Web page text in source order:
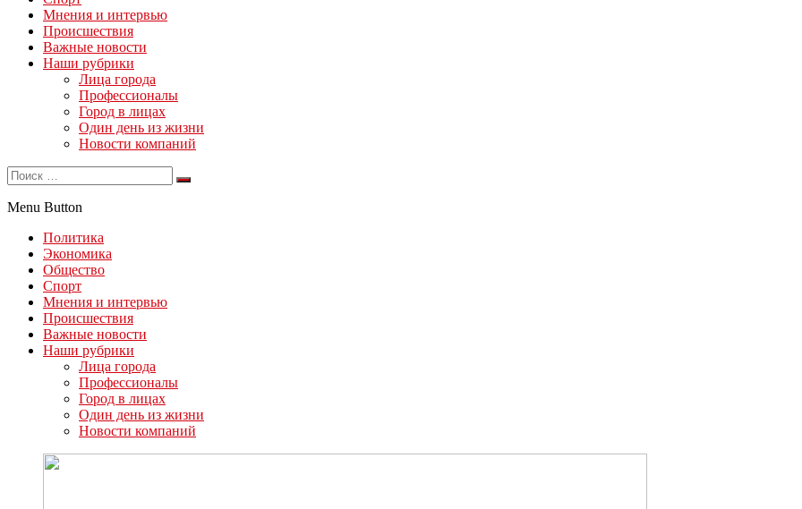
Мнения и интервью
Происшествия
Важные новости
Наши рубрики
Лица города
Профессионалы
Город в лицах
Один день из жизни
Новости компаний
Menu Button
Политика
Экономика
Общество
Спорт
Мнения и интервью
Происшествия
Важные новости
Наши рубрики
Лица города
Профессионалы
Город в лицах
Один день из жизни
Новости компаний